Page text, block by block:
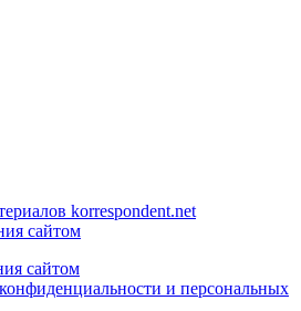
korrespondent.net
сайтом
сайтом
и персональных